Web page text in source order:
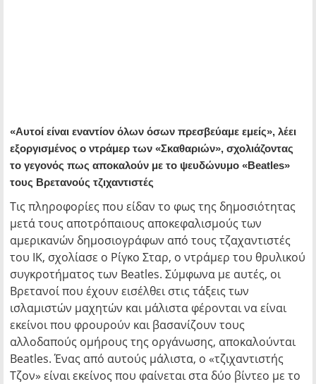
«Αυτοί είναι εναντίον όλων όσων πρεσβεύαμε εμείς», λέει
εξοργισμένος ο ντράμερ των «Σκαθαριών», σχολιάζοντας
το γεγονός πως αποκαλούν με το ψευδώνυμο «Beatles»
τους Βρετανούς τζιχαντιστές
Τις πληροφορίες που είδαν το φως της δημοσιότητας
μετά τους αποτρόπαιους αποκεφαλισμούς των
αμερικανών δημοσιογράφων από τους τζαχαντιστές
του ΙΚ, σχολίασε ο Ρίγκο Σταρ, ο ντράμερ του θρυλικού
συγκροτήματος των Beatles. Σύμφωνα με αυτές, οι
Βρετανοί που έχουν εισέλθει στις τάξεις των
ισλαμιστών μαχητών και μάλιστα φέρονται να είναι
εκείνοι που φρουρούν και βασανίζουν τους
αλλοδαπούς ομήρους της οργάνωσης, αποκαλούνται
Beatles. Ένας από αυτούς μάλιστα, ο «τζιχαντιστής
Τζον» είναι εκείνος που φαίνεται στα δύο βίντεο με το